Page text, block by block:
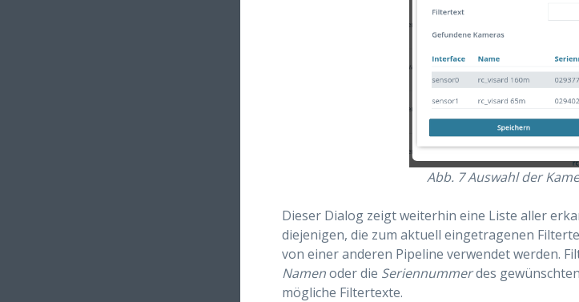
Abb. 7Auswahl der
Dieser Dialog zeigt weiterhin eine Liste aller
diejenigen, die zum aktuell eingetragenen
von einer anderen Pipeline verwendet werden.
Namenoder die Seriennummerdes
mögliche Filtertexte.